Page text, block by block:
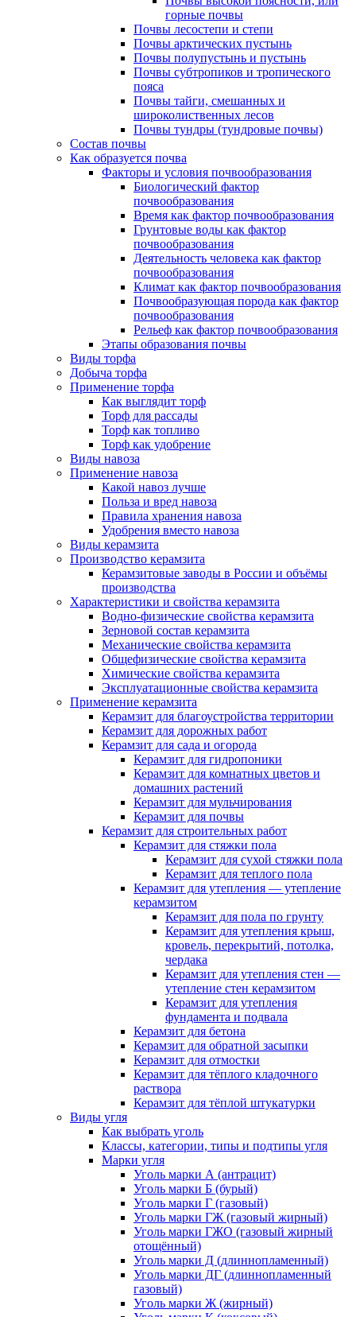
горные почвы
Почвы лесостепи и степи
Почвы арктических пустынь
Почвы полупустынь и пустынь
Почвы субтропиков и тропического
пояса
Почвы тайги, смешанных и
широколиственных лесов
Почвы тундры (тундровые почвы)
Состав почвы
Как образуется почва
Факторы и условия почвообразования
Биологический фактор
почвообразования
Время как фактор почвообразования
Грунтовые воды как фактор
почвообразования
Деятельность человека как фактор
почвообразования
Климат как фактор почвообразования
Почвообразующая порода как фактор
почвообразования
Рельеф как фактор почвообразования
Этапы образования почвы
Виды торфа
Добыча торфа
Применение торфа
Как выглядит торф
Торф для рассады
Торф как топливо
Торф как удобрение
Виды навоза
Применение навоза
Какой навоз лучше
Польза и вред навоза
Правила хранения навоза
Удобрения вместо навоза
Виды керамзита
Производство керамзита
Керамзитовые заводы в России и объёмы
производства
Характеристики и свойства керамзита
Водно-физические свойства керамзита
Зерновой состав керамзита
Механические свойства керамзита
Общефизические свойства керамзита
Химические свойства керамзита
Эксплуатационные свойства керамзита
Применение керамзита
Керамзит для благоустройства территории
Керамзит для дорожных работ
Керамзит для сада и огорода
Керамзит для гидропоники
Керамзит для комнатных цветов и
домашних растений
Керамзит для мульчирования
Керамзит для почвы
Керамзит для строительных работ
Керамзит для стяжки пола
Керамзит для сухой стяжки пола
Керамзит для теплого пола
Керамзит для утепления — утепление
керамзитом
Керамзит для пола по грунту
Керамзит для утепления крыш,
кровель, перекрытий, потолка,
чердака
Керамзит для утепления стен —
утепление стен керамзитом
Керамзит для утепления
фундамента и подвала
Керамзит для бетона
Керамзит для обратной засыпки
Керамзит для отмостки
Керамзит для тёплого кладочного
раствора
Керамзит для тёплой штукатурки
Виды угля
Как выбрать уголь
Классы, категории, типы и подтипы угля
Марки угля
Уголь марки А (антрацит)
Уголь марки Б (бурый)
Уголь марки Г (газовый)
Уголь марки ГЖ (газовый жирный)
Уголь марки ГЖО (газовый жирный
отощённый)
Уголь марки Д (длиннопламенный)
Уголь марки ДГ (длиннопламенный
газовый)
Уголь марки Ж (жирный)